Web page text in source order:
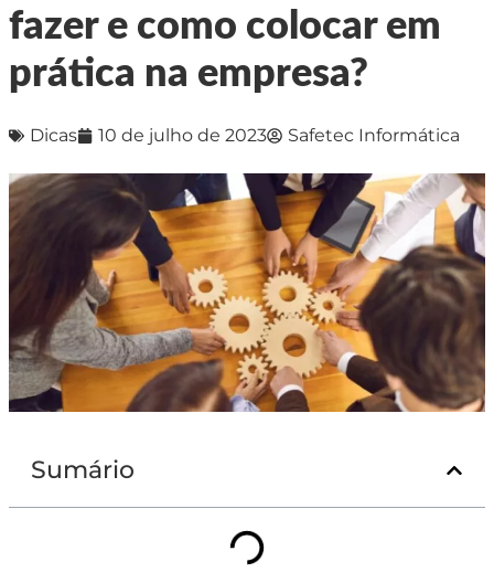
fazer e como colocar em
prática na empresa?
Dicas 10 de julho de 2023 Safetec Informática
Sumário